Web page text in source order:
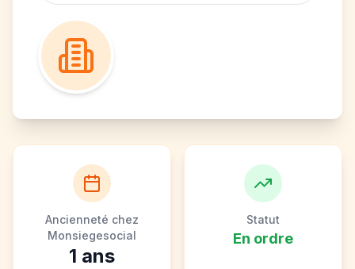
Ancienneté chez
Monsiegesocial
1 ans
Statut
En ordre